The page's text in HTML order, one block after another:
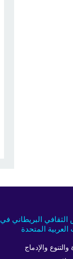
البريطاني في
العربية المتحدة
والتنوع والإدماج